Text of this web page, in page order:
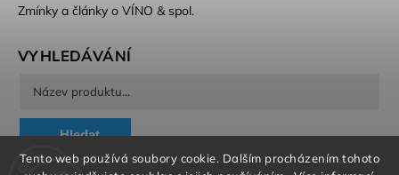
Tento web používá soubory cookie. Dalším procházením tohoto
Zmínky a články o VÍNO & spol.
VYHLEDÁVÁNÍ
Hledat